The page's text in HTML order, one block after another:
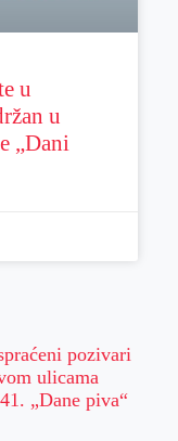
u
u
„Dani
pozivari
ulicama
„Dane piva“